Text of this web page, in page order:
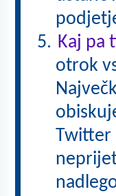
Kaj pa
otrok
Twitter